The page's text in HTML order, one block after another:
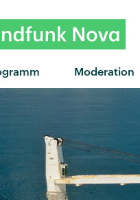
Moderation